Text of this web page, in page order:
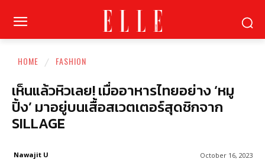
HOME FASHION
เห็นแล้วหิวเลย! เมื่ออาหารไทยอย่าง ‘หมู
ปิ้ง’ มาอยู่บนเสื้อสเวตเตอร์สุดชิกจาก
SILLAGE
October 16, 2023
Nawajit U